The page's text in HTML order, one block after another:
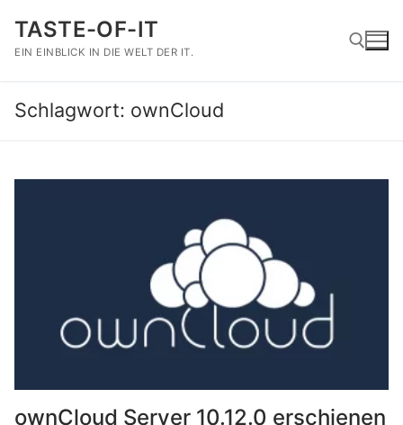
Inhalt
springen
TASTE-OF-IT
EIN EINBLICK IN DIE WELT DER IT.
Suchen nach:
Schlagwort: ownCloud
ownCloud Server 10.12.0 erschienen